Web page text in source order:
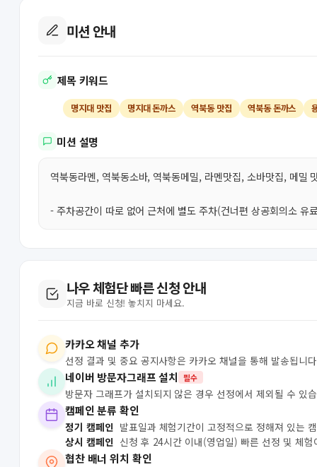
미션 안내
제목 키워드
명지대 맛집 명지대 돈까스 역북동 맛집 역북동 돈까스
미션 설명
역북동라멘, 역북동소바, 역북동메밀, 라멘맛집, 소바맛집, 메밀
- 주차공간이 따로 없어 근처에 별도 주차(건너편 상공회의소 유
나우 체험단 빠른 신청 안내
지금 바로 신청! 놓치지 마세요.
카카오 채널 추가
선정 결과 및 중요 공지사항은 카카오 채널을 통해 발송됩니
네이버 방문자그래프 설치 필수
방문자 그래프가 설치되지 않은 경우 선정에서 제외될 수 있
캠페인 분류 확인
정기 캠페인 발표일과 체험기간이 고정적으로 정해져 있는
상시 캠페인 신청 후 24시간 이내(영업일) 빠른 선정 및 체험
협찬 배너 위치 확인